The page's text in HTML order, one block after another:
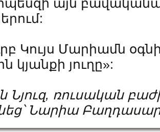
այն
Կույս Մարիամն
կյանքի յուղը»:
ռուսական
Նարիա